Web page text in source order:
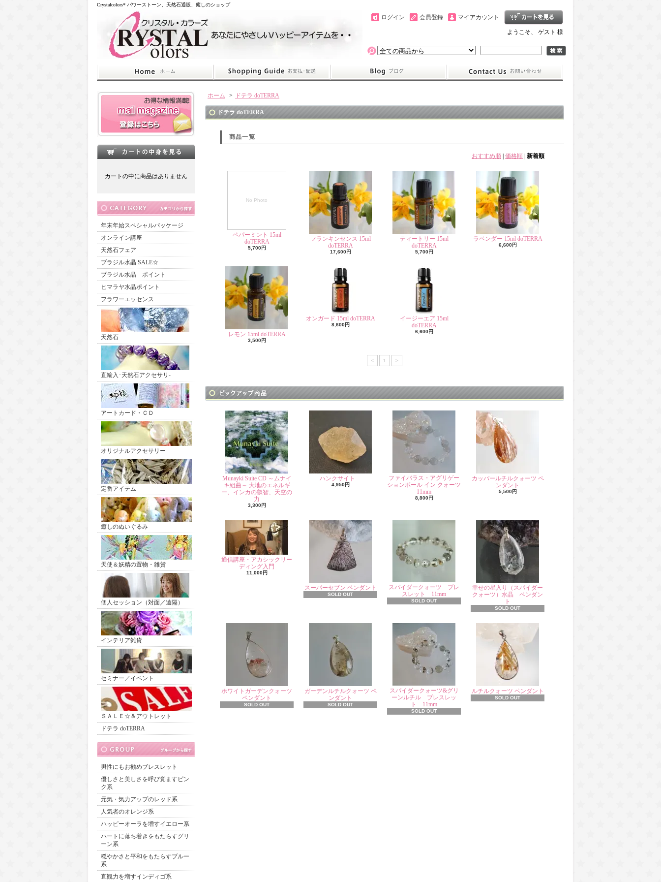
Crystalcolors* パワーストーン、天然石通販、癒しのショップ
マイアカウント
会員登録
ログイン
ようこそ、 ゲスト 様
カートの中に商品はありません
年末年始スペシャルパッケージ
オンライン講座
天然石フェア
ブラジル水晶 SALE☆
ブラジル水晶 ポイント
ヒマラヤ水晶ポイント
フラワーエッセンス
天然石
直輸入･天然石アクセサリ-
アートカード・ＣＤ
オリジナルアクセサリー
定番アイテム
癒しのぬいぐるみ
天使＆妖精の置物・雑貨
個人セッション（対面／遠隔）
インテリア雑貨
セミナー／イベント
ＳＡＬＥ☆＆アウトレット
ドテラ doTERRA
男性にもお勧めブレスレット
優しさと美しさを呼び覚ますピン
ク系
元気・気力アップのレッド系
人気者のオレンジ系
ハッピーオーラを増すイエロー系
ハートに落ち着きをもたらすグリ
ーン系
穏やかさと平和をもたらすブルー
系
直観力を増すインディゴ系
ホーム > ドテラ doTERRA
ドテラ doTERRA
商品一覧
おすすめ順 価格順 新着順
No Photo
ペパーミント 15ml
doTERRA
5,700円
フランキンセンス 15ml
doTERRA
17,600円
ティートリー 15ml
doTERRA
5,700円
ラベンダー 15ml doTERRA
6,600円
レモン 15ml doTERRA
3,500円
オンガード 15ml doTERRA
8,600円
イージーエア 15ml
doTERRA
6,600円
< 1 >
Munayki Suite CD ～ムナイ
キ組曲～ 大地のエネルギ
ー、インカの叡智、天空の
力
3,300円
ハンクサイト
4,950円
ファイバラス・アグリゲー
ションボール イン クォーツ
11mm
8,800円
カッパールチルクォーツ ペ
ンダント
5,500円
通信講座・アカシックリー
ディング入門
11,000円
スーパーセブン ペンダント
SOLD OUT
スパイダークォーツ ブレ
スレット 11mm
SOLD OUT
幸せの星入り（スパイダー
クォーツ）水晶 ペンダン
ト
SOLD OUT
ホワイトガーデンクォーツ
ペンダント
SOLD OUT
ガーデンルチルクォーツ ペ
ンダント
SOLD OUT
スパイダークォーツ&グリ
ーンルチル ブレスレッ
ト 11mm
SOLD OUT
ルチルクォーツ ペンダント
SOLD OUT